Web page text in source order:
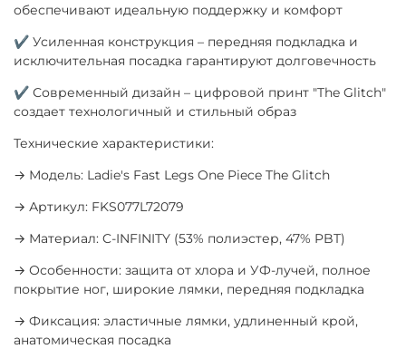
обеспечивают идеальную поддержку и комфорт
✔ Усиленная конструкция – передняя подкладка и
исключительная посадка гарантируют долговечность
✔ Современный дизайн – цифровой принт "The Glitch"
создает технологичный и стильный образ
Технические характеристики:
→ Модель: Ladie's Fast Legs One Piece The Glitch
→ Артикул: FKS077L72079
→ Материал: C-INFINITY (53% полиэстер, 47% PBT)
→ Особенности: защита от хлора и УФ-лучей, полное
покрытие ног, широкие лямки, передняя подкладка
→ Фиксация: эластичные лямки, удлиненный крой,
анатомическая посадка